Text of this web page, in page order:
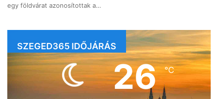
egy földvárat azonosítottak a…
SZEGED365 IDŐJÁRÁS
26℃